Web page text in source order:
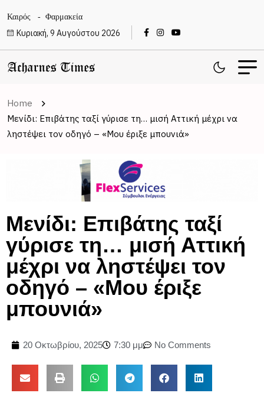
Καιρός Φαρμακεία
Κυριακή, 9 Αυγούστου 2026
Home
Μενίδι: Επιβάτης ταξί γύρισε τη… μισή Αττική μέχρι να
ληστέψει τον οδηγό – «Μου έριξε μπουνιά»
Μενίδι: Επιβάτης ταξί
γύρισε τη… μισή Αττική
μέχρι να ληστέψει τον
οδηγό – «Μου έριξε
μπουνιά»
20 Οκτωβρίου, 2025 7:30 μμ No Comments